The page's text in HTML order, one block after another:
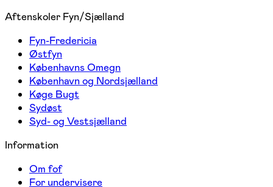
Aftenskoler Fyn/Sjælland
Fyn-Fredericia
Østfyn
Københavns Omegn
København og Nordsjælland
Køge Bugt
Sydøst
Syd- og Vestsjælland
Information
Om fof
For undervisere